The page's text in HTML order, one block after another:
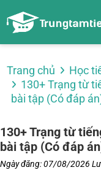
Trang chủ
Học
130+ Trạng từ
bài tập (Có đáp
130+ Trạng từ
bài tập (Có đáp
Ngày đăng: 07/08/2026